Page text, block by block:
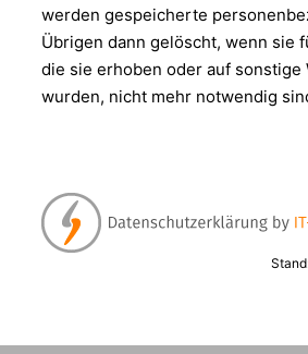
werden gespeicherte
Übrigen dann gelöscht, wenn sie
die sie erhoben oder auf sonstige
wurden, nicht mehr notwendig